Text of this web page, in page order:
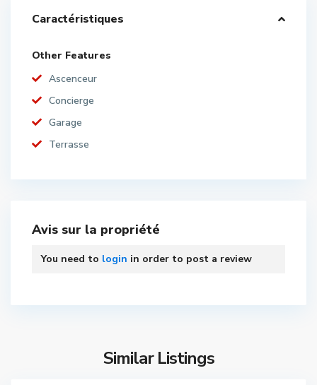
Caractéristiques
Other Features
Ascenceur
Concierge
Garage
Terrasse
Avis sur la propriété
You need to login in order to post a review
Similar Listings